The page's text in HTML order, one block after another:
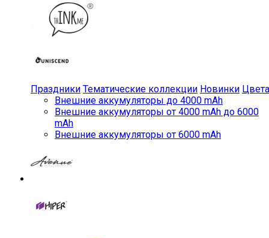
Праздники Тематические коллекции Новинки Цвета
Внешние аккумуляторы до 4000 mAh
Внешние аккумуляторы от 4000 mAh до 6000
mAh
Внешние аккумуляторы от 6000 mAh